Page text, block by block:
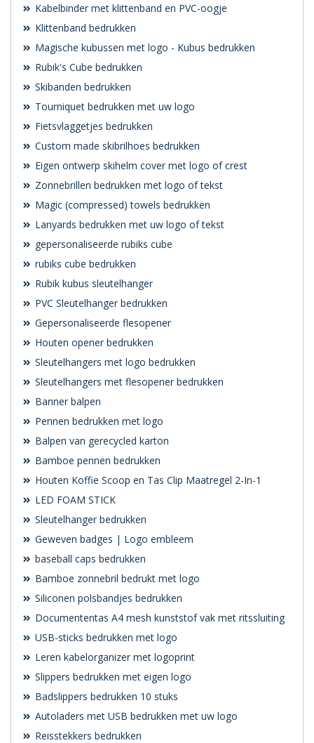
Kabelbinder met klittenband en PVC-oogje
Klittenband bedrukken
Magische kubussen met logo - Kubus bedrukken
Rubik's Cube bedrukken
Skibanden bedrukken
Tourniquet bedrukken met uw logo
Fietsvlaggetjes bedrukken
Custom made skibrilhoes bedrukken
Eigen ontwerp skihelm cover met logo of crest
Zonnebrillen bedrukken met logo of tekst
Magic (compressed) towels bedrukken
Lanyards bedrukken met uw logo of tekst
gepersonaliseerde rubiks cube
rubiks cube bedrukken
Rubik kubus sleutelhanger
PVC Sleutelhanger bedrukken
Gepersonaliseerde flesopener
Houten opener bedrukken
Sleutelhangers met logo bedrukken
Sleutelhangers met flesopener bedrukken
Banner balpen
Pennen bedrukken met logo
Balpen van gerecycled karton
Bamboe pennen bedrukken
Houten Koffie Scoop en Tas Clip Maatregel 2-In-1
LED FOAM STICK
Sleutelhanger bedrukken
Geweven badges | Logo embleem
baseball caps bedrukken
Bamboe zonnebril bedrukt met logo
Siliconen polsbandjes bedrukken
Documententas A4 mesh kunststof vak met ritssluiting
USB-sticks bedrukken met logo
Leren kabelorganizer met logoprint
Slippers bedrukken met eigen logo
Badslippers bedrukken 10 stuks
Autoladers met USB bedrukken met uw logo
Reisstekkers bedrukken